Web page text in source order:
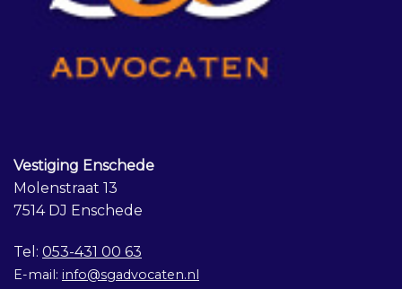
Vestiging Enschede
Molenstraat 13
7514 DJ Enschede
Tel: 053-431 00 63
E-mail: info@sgadvocaten.nl